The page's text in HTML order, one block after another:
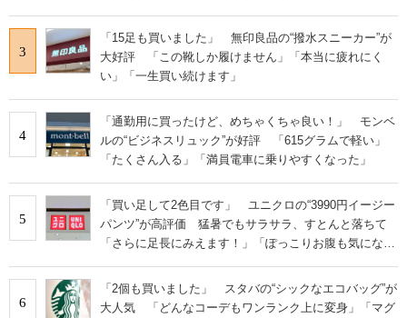
3
「15足も買いました」 無印良品の“撥水スニーカー”が
大好評 「この靴しか履けません」「本当に疲れにく
い」「一生買い続けます」
4
「通勤用に買ったけど、めちゃくちゃ良い！」 モンベ
ルの“ビジネスリュック”が好評 「615グラムで軽い」
「たくさん入る」「満員電車に乗りやすくなった」
5
「買い足して2色目です」 ユニクロの“3990円イージー
パンツ”が高評価 猛暑でもサラサラ、すとんと落ちて
「さらに足長にみえます！」「ぽっこりお腹も気になり
6
「2個も買いました」 スタバの“シックなエコバッグ”が
大人気 「どんなコーデもワンランク上に変身」「マグ